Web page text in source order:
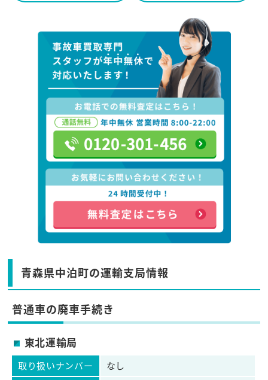
青森県中泊町の運輸支局情報
普通車の廃車手続き
東北運輸局
取り扱いナンバー なし